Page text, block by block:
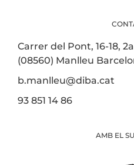
Carrer del Pont, 16-18,
(08560) Manlleu
b.manlleu@diba.cat
93 851 14 86
AMB EL